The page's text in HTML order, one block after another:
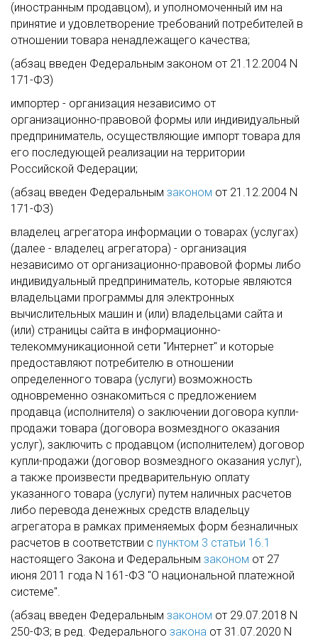
(иностранным продавцом), и уполномоченный им на
принятие и удовлетворение требований потребителей в
отношении товара ненадлежащего качества;
(абзац введен Федеральным законом от 21.12.2004 N
171-ФЗ)
импортер - организация независимо от
организационно-правовой формы или индивидуальный
предприниматель, осуществляющие импорт товара для
его последующей реализации на территории
Российской Федерации;
(абзац введен Федеральным законом от 21.12.2004 N
171-ФЗ)
владелец агрегатора информации о товарах (услугах)
(далее - владелец агрегатора) - организация
независимо от организационно-правовой формы либо
индивидуальный предприниматель, которые являются
владельцами программы для электронных
вычислительных машин и (или) владельцами сайта и
(или) страницы сайта в информационно-
телекоммуникационной сети "Интернет" и которые
предоставляют потребителю в отношении
определенного товара (услуги) возможность
одновременно ознакомиться с предложением
продавца (исполнителя) о заключении договора купли-
продажи товара (договора возмездного оказания
услуг), заключить с продавцом (исполнителем) договор
купли-продажи (договор возмездного оказания услуг),
а также произвести предварительную оплату
указанного товара (услуги) путем наличных расчетов
либо перевода денежных средств владельцу
агрегатора в рамках применяемых форм безналичных
расчетов в соответствии с пунктом 3 статьи 16.1
настоящего Закона и Федеральным законом от 27
июня 2011 года N 161-ФЗ "О национальной платежной
системе".
(абзац введен Федеральным законом от 29.07.2018 N
250-ФЗ; в ред. Федерального закона от 31.07.2020 N